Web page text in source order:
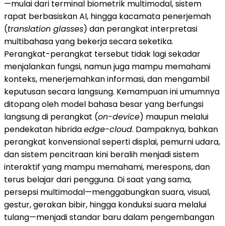
—mulai dari terminal biometrik multimodal, sistem
rapat berbasiskan AI, hingga kacamata penerjemah
(translation glasses) dan perangkat interpretasi
multibahasa yang bekerja secara seketika.
Perangkat-perangkat tersebut tidak lagi sekadar
menjalankan fungsi, namun juga mampu memahami
konteks, menerjemahkan informasi, dan mengambil
keputusan secara langsung. Kemampuan ini umumnya
ditopang oleh model bahasa besar yang berfungsi
langsung di perangkat (on-device) maupun melalui
pendekatan hibridaedge-cloud. Dampaknya, bahkan
perangkat konvensional seperti displai, pemurni udara,
dan sistem pencitraan kini beralih menjadi sistem
interaktif yang mampu memahami, merespons, dan
terus belajar dari pengguna. Di saat yang sama,
persepsi multimodal—menggabungkan suara, visual,
gestur, gerakan bibir, hingga konduksi suara melalui
tulang—menjadi standar baru dalam pengembangan